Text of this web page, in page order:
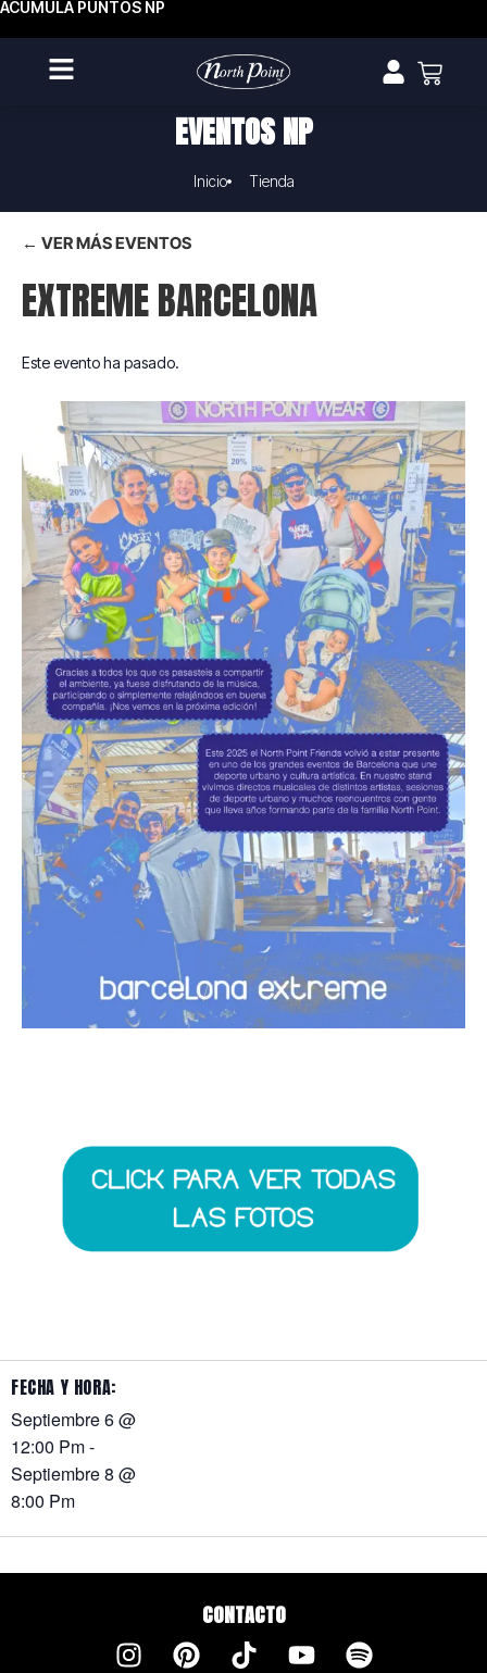
ACUMULA PUNTOS NP
EVENTOS NP
Inicio Tienda
← VER MÁS EVENTOS
EXTREME BARCELONA
Este evento ha pasado.
FECHA Y HORA:
Septiembre 6@
12:00 Pm-
Septiembre 8 @
8:00 Pm
CONTACTO